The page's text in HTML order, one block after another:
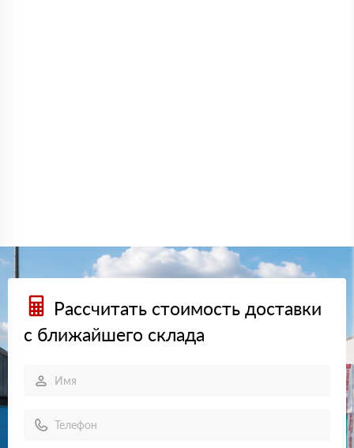
Рассчитать стоимость доставки
с ближайшего склада